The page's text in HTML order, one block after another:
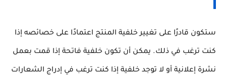
ستكون قادرًا على تغيير خلفية المنتج اعتمادًا على خصائصه إذا
كنت ترغب في ذلك. يمكن أن تكون خلفية فاتحة إذا قمت بعمل
نشرة إعلانية أو لا توجد خلفية إذا كنت ترغب في إدراج الشعارات